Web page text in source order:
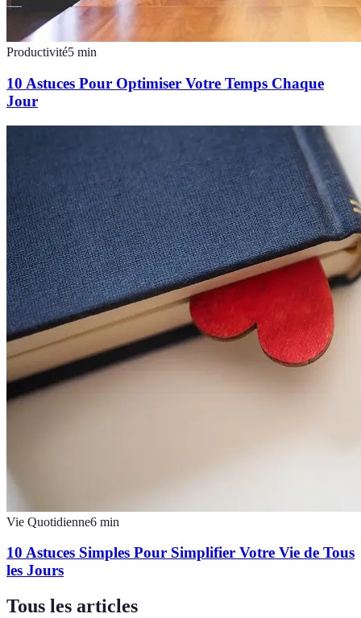
Productivité5 min
10 Astuces Pour Optimiser Votre Temps Chaque
Jour
Vie Quotidienne6 min
10 Astuces Simples Pour Simplifier Votre Vie de Tous
les Jours
Tous les articles